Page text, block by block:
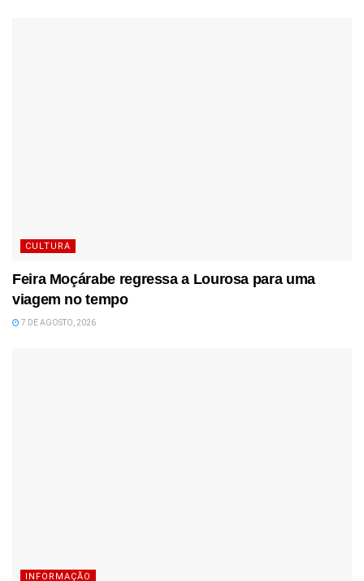
CULTURA
Feira Moçárabe regressa a Lourosa para uma
viagem no tempo
7 DE AGOSTO, 2026
INFORMAÇÃO